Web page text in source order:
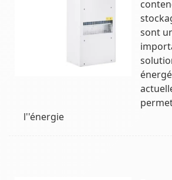
sont
l''énergie